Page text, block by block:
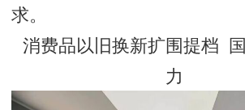
求。
消费品以旧换新扩围提档
力